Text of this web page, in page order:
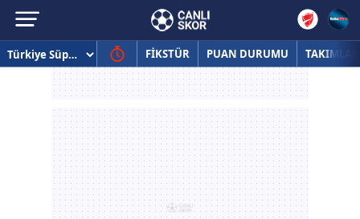
FİKSTÜR PUAN DURUMU TAKIMLAR